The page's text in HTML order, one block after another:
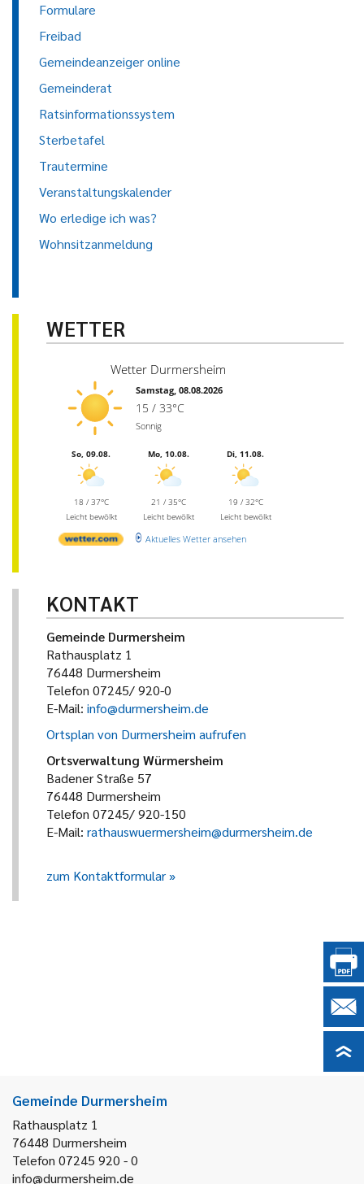
Formulare
Freibad
Gemeindeanzeiger online
Gemeinderat
Ratsinformationssystem
Sterbetafel
Trautermine
Veranstaltungskalender
Wo erledige ich was?
Wohnsitzanmeldung
WETTER
Wetter Durmersheim
Samstag, 08.08.2026
15 / 33°C
Sonnig
So, 09.08.
18 / 37°C
Leicht bewölkt
Mo, 10.08.
21 / 35°C
Leicht bewölkt
Di, 11.08.
19 / 32°C
Leicht bewölkt
Aktuelles Wetter ansehen
KONTAKT
Gemeinde Durmersheim
Rathausplatz 1
76448 Durmersheim
Telefon 07245/ 920-0
E-Mail: info@durmersheim.de
Ortsplan von Durmersheim aufrufen
Ortsverwaltung Würmersheim
Badener Straße 57
76448 Durmersheim
Telefon 07245/ 920-150
E-Mail: rathauswuermersheim@durmersheim.de
zum Kontaktformular
Gemeinde Durmersheim
Rathausplatz 1
76448 Durmersheim
Telefon 07245 920 - 0
info@durmersheim.de